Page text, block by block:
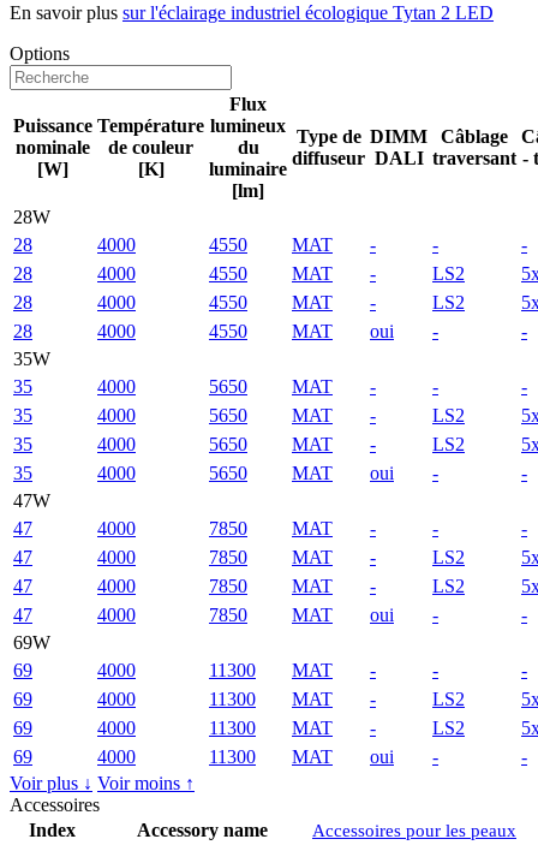
En savoir plus sur l'éclairage industriel écologique Tytan 2 LED
Options
Puissance
nominale
[W]
Température
de couleur
[K]
Flux
lumineux
du
luminaire
[lm]
Type de
diffuseur
DIMM
DALI
Câblage
traversant -
28W
28
4000 4550 MAT - -
-
28
4000 4550 MAT - LS2
28
4000 4550 MAT - LS2
28
4000 4550 MAT oui -
-
35W
35
4000 5650 MAT - -
-
35
4000 5650 MAT - LS2
35
4000 5650 MAT - LS2
35
4000 5650 MAT oui -
-
47W
47
4000 7850 MAT - -
-
47
4000 7850 MAT - LS2
47
4000 7850 MAT - LS2
47
4000 7850 MAT oui -
-
69W
69
4000 11300 MAT - -
-
69
4000 11300 MAT - LS2
69
4000 11300 MAT - LS2
69
4000 11300 MAT oui -
-
Voir plus ↓ Voir moins ↑
Accessoires
Accessoires pour les peaux
Index Accessory name